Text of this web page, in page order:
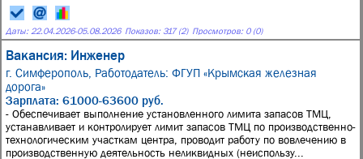
Даты: 22.04.2026-05.08.2026 Показов: 317 (2) Просмотров: 0 (0)
Вакансия: Инженер
г. Симферополь, Работодатель: ФГУП «Крымская железная
дорога»
Зарплата: 61000-63600 руб.
- Обеспечивает выполнение установленного лимита запасов ТМЦ,
устанавливает и контролирует лимит запасов ТМЦ по производственно-
технологическим участкам центра, проводит работу по вовлечению в
производственную деятельность неликвидных (неиспользу...